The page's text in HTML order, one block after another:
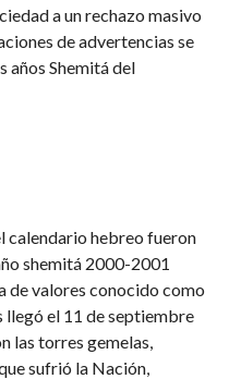
a un rechazo masivo
de advertencias se
años Shemitá del
calendario hebreo fueron
shemitá 2000-2001
de valores conocido como
llegó el 11 de septiembre
las torres gemelas,
sufrió la Nación,